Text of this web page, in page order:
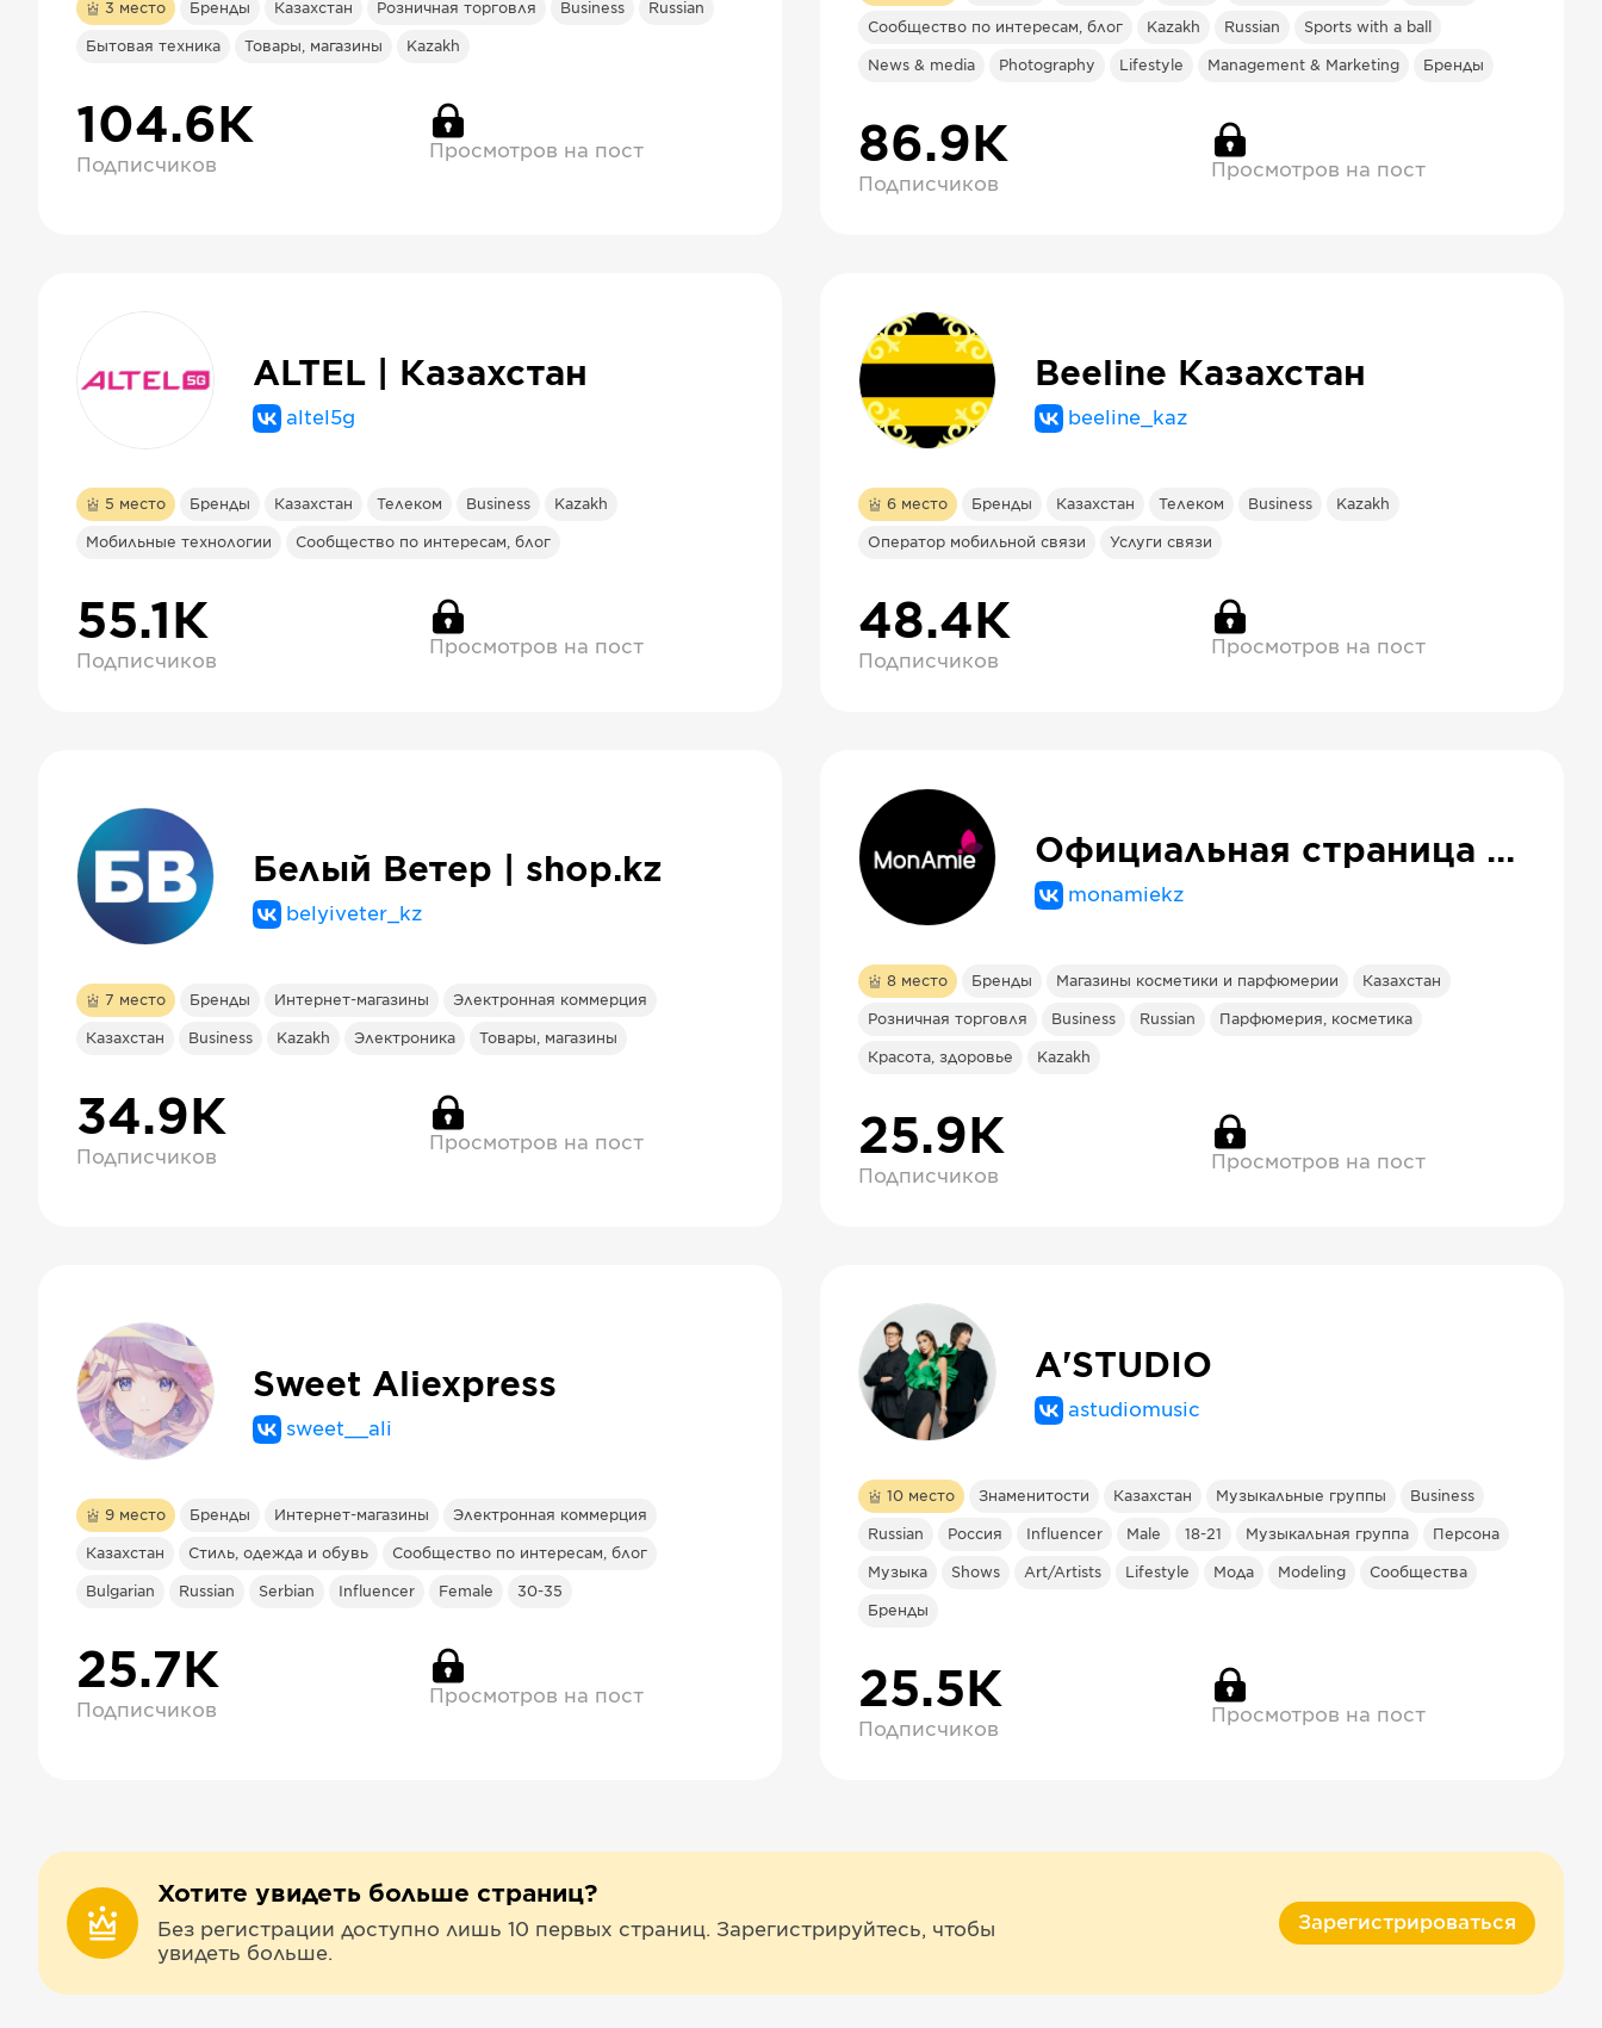
3 место Бренды Казахстан Розничная торговля Business Russian
Бытовая техника Товары, магазины Kazakh
104.6К
Подписчиков
Просмотров на пост
Сообщество по интересам, блог Kazakh Russian Sports with a ball
News & media Photography Lifestyle Management & Marketing Бренды
86.9К
Подписчиков
Просмотров на пост
ALTEL | Казахстан
altel5g
5 место Бренды Казахстан Телеком Business Kazakh
Мобильные технологии Сообщество по интересам, блог
55.1К
Подписчиков
Просмотров на пост
Beeline Казахстан
beeline_kaz
6 место Бренды Казахстан Телеком Business Kazakh
Оператор мобильной связи Услуги связи
48.4К
Подписчиков
Просмотров на пост
Белый Ветер | shop.kz
belyiveter_kz
7 место Бренды Интернет-магазины Электронная коммерция
Казахстан Business Kazakh Электроника Товары, магазины
34.9К
Подписчиков
Просмотров на пост
Официальная страница сети магазины MonAmie
monamiekz
8 место Бренды Магазины косметики и парфюмерии Казахстан
Розничная торговля Business Russian Парфюмерия, косметика
Красота, здоровье Kazakh
25.9К
Подписчиков
Просмотров на пост
Sweet Aliexpress
sweet__ali
9 место Бренды Интернет-магазины Электронная коммерция
Казахстан Стиль, одежда и обувь Сообщество по интересам, блог
Bulgarian Russian Serbian Influencer Female 30-35
25.7К
Подписчиков
Просмотров на пост
A'STUDIO
astudiomusic
10 место Знаменитости Казахстан Музыкальные группы Business
Russian Россия Influencer Male 18-21 Музыкальная группа Персона
Музыка Shows Art/Artists Lifestyle Мода Modeling Сообщества
Бренды
25.5К
Подписчиков
Просмотров на пост
Хотите увидеть больше страниц?
Без регистрации доступно лишь 10 первых страниц. Зарегистрируйтесь, чтобы
увидеть больше.
Зарегистрироваться